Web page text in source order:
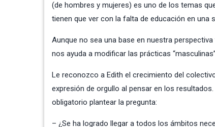
(de hombres y mujeres) es uno de los temas
tienen que ver con la falta de educación en una
Aunque no sea una base en nuestra
nos ayuda a modificar las prácticas
Le reconozco a Edith el crecimiento del
expresión de orgullo al pensar en los
obligatorio plantear la pregunta:
– ¿Se ha logrado llegar a todos los ámbitos